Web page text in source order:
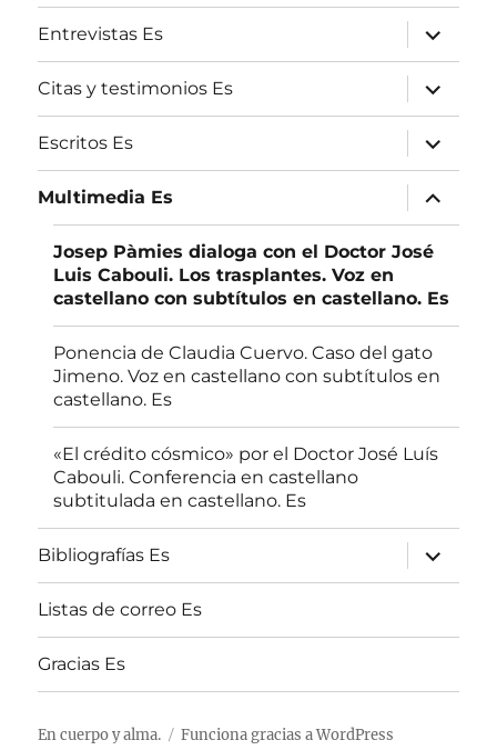
Entrevistas Es
expande
el
menú
inferior
Citas y testimonios Es
expande
el
menú
inferior
Escritos Es
expande
el
menú
inferior
Multimedia Es
expande
el
menú
inferior
Josep Pàmies dialoga con el Doctor José
Luis Cabouli. Los trasplantes. Voz en
castellano con subtítulos en castellano. Es
Ponencia de Claudia Cuervo. Caso del gato
Jimeno. Voz en castellano con subtítulos en
castellano. Es
«El crédito cósmico» por el Doctor José Luís
Cabouli. Conferencia en castellano
subtitulada en castellano. Es
Bibliografías Es
expande
el
menú
Listas de correo Es
Gracias Es
En cuerpo y alma. Funciona gracias aWordPress